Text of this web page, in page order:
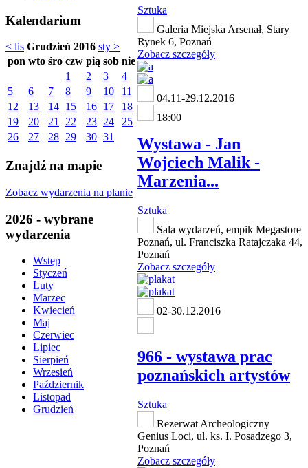
Kalendarium
< lis Grudzień 2016 sty >
pon wto śro czw pią sob nie
1
2 3
4
5
6 7 8 9 10
11
12
13 14 15 16 17
18
19
20 21 22 23 24
25
26
27 28 29 30 31
Znajdź na mapie
Zobacz wydarzenia na planie
2026 - wybrane
wydarzenia
Wstęp
Styczeń
Luty
Marzec
Kwiecień
Maj
Czerwiec
Lipiec
Sierpień
Wrzesień
Październik
Listopad
Grudzień
Sztuka
Galeria Miejska Arsenał, Stary
Rynek 6, Poznań
Zobacz szczegóły
04.11-29.12.2016
18:00
Wystawa - Jan
Wojciech Malik -
Marzenia...
Sztuka
Sala wydarzeń, empik Megastore
Poznań, ul. Franciszka Ratajczaka 44,
Poznań
Zobacz szczegóły
02-30.12.2016
966 - wystawa prac
poznańskich artystów
Sztuka
Rezerwat Archeologiczny
Genius Loci, ul. ks. I. Posadzego 3,
Poznań
Zobacz szczegóły